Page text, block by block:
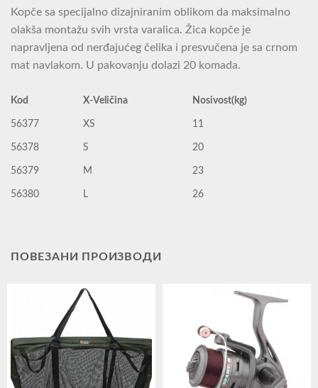
Kopče sa specijalno dizajniranim oblikom da maksimalno
olakša montažu svih vrsta varalica. Žica kopče je
napravljena od nerđajućeg čelika i presvučena je sa crnom
mat navlakom. U pakovanju dolazi 20 komada.
Kod X-Veličina Nosivost(kg)
56377 XS 11
56378 S 20
56379 M 23
56380 L 26
ПОВЕЗАНИ ПРОИЗВОДИ